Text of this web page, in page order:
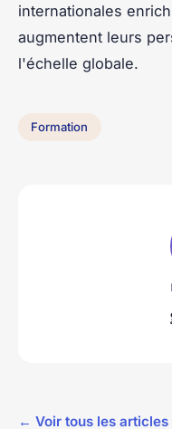
internationales
augmentent leurs
l'échelle globale.
Formation
← Voir tous les articles